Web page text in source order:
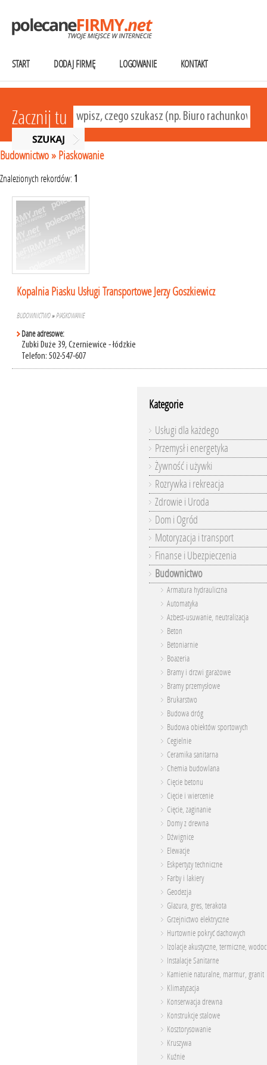
START DODAJ FIRMĘ LOGOWANIE KONTAKT
Zacznij tu
Budownictwo» Piaskowanie
Znalezionych rekordów: 1
Kopalnia Piasku Usługi Transportowe Jerzy Goszkiewicz
BUDOWNICTWO»PIASKOWANIE
Dane adresowe:
Zubki Duże 39, Czerniewice - łódzkie
Telefon: 502-547-607
Kategorie
Usługi dla każdego
Przemysł i energetyka
Żywność i używki
Rozrywka i rekreacja
Zdrowie i Uroda
Dom i Ogród
Motoryzacja i transport
Finanse i Ubezpieczenia
Budownictwo
Armatura hydrauliczna
Automatyka
Azbest-usuwanie, neutralizacja
Beton
Betoniarnie
Boazeria
Bramy i drzwi garażowe
Bramy przemysłowe
Brukarstwo
Budowa dróg
Budowa obiektów sportowych
Cegielnie
Ceramika sanitarna
Chemia budowlana
Cięcie betonu
Cięcie i wiercenie
Cięcie, zaginanie
Domy z drewna
Dźwignice
Elewacje
Eskpertyzy techniczne
Farby i lakiery
Geodezja
Glazura, gres, terakota
Grzejnictwo elektryczne
Hurtownie pokryć dachowych
Izolacje akustyczne, termiczne,
Instalacje Sanitarne
Kamienie naturalne, marmur, granit
Klimatyzacja
Konserwacja drewna
Konstrukcje stalowe
Kosztorysowanie
Kruszywa
Kuźnie